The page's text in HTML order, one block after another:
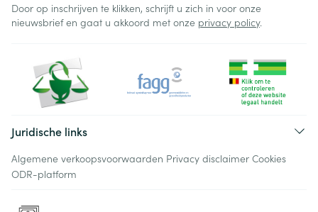
Door op inschrijven te klikken, schrijft u zich in voor onze
nieuwsbrief en gaat u akkoord met onze privacy policy.
Juridische links
Algemene verkoopsvoorwaarden Privacy disclaimer Cookies
ODR-platform